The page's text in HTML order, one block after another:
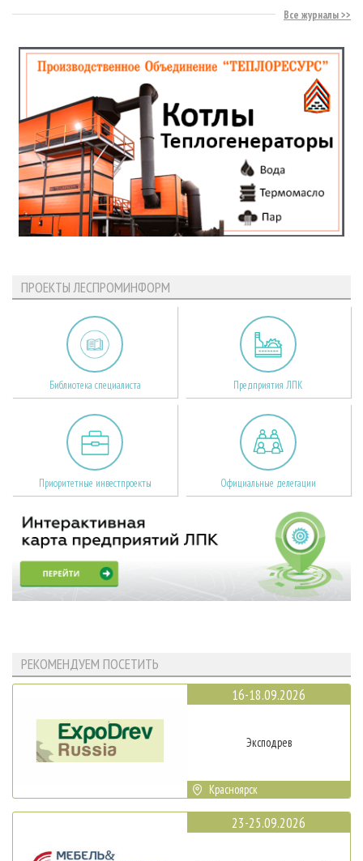
Все журналы
ПРОЕКТЫ ЛЕСПРОМИНФОРМ
Библиотека специалиста Предприятия ЛПК
Приоритетные инвестпроекты Официальные делегации
РЕКОМЕНДУЕМ ПОСЕТИТЬ
16-18.09.2026
Эксподрев
Красноярск
23-25.09.2026